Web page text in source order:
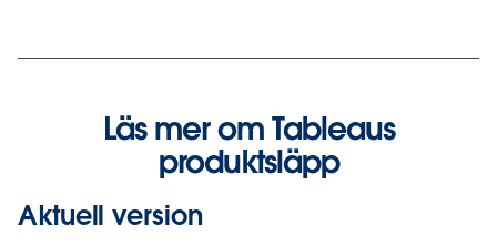
Läs mer om Tableaus
produktsläpp
Aktuell version